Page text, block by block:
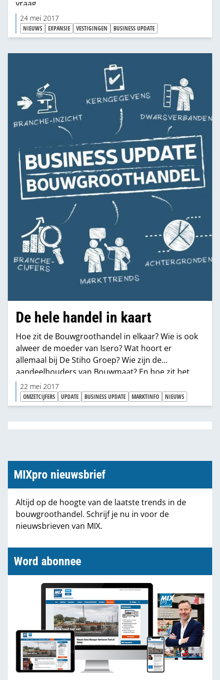
vraag.
24 mei 2017
NIEUWS EXPANSIE VESTIGINGEN BUSINESS UPDATE
De hele handel in kaart
Hoe zit de Bouwgroothandel in elkaar? Wie is ook
alweer de moeder van Isero? Wat hoort er
allemaal bij De Stiho Groep? Wie zijn de
aandeelhouders van Bouwmaat? En hoe zit het
precies met Jongeneel en PontMeyer binnen TABS?
De Business Update Bouwgroothandel geeft je álle
marktinfo in één handig overzicht.
22 mei 2017
OMZETCIJFERS UPDATE BUSINESS UPDATE MARKTINFO NIEUWS
MIXpro nieuwsbrief
Altijd op de hoogte van de laatste trends in de
bouwgroothandel. Schrijf je nu in voor de
nieuwsbrieven van MIX.
Word abonnee